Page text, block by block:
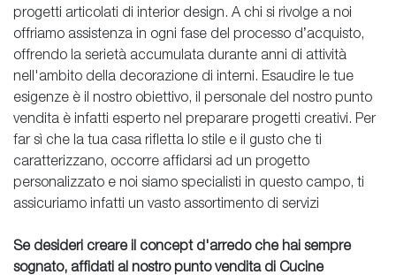
progetti articolati di interior design. A chi si rivolge a noi
offriamo assistenza in ogni fase del processo d’acquisto,
offrendo la serietà accumulata durante anni di attività
nell'ambito della decorazione di interni. Esaudire le tue
esigenze è il nostro obiettivo, il personale del nostro punto
vendita è infatti esperto nel preparare progetti creativi. Per
far sì che la tua casa rifletta lo stile e il gusto che ti
caratterizzano, occorre affidarsi ad un progetto
personalizzato e noi siamo specialisti in questo campo, ti
assicuriamo infatti un vasto assortimento di servizi
Se desideri creare il concept d'arredo che hai sempre
sognato, affidati al nostro punto vendita di Cucine